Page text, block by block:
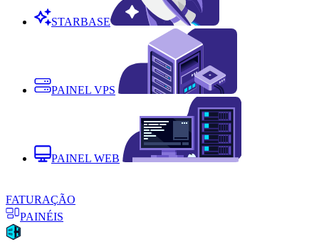
STARBASE
PAINEL VPS
PAINEL WEB
FATURAÇÃO
PAINÉIS